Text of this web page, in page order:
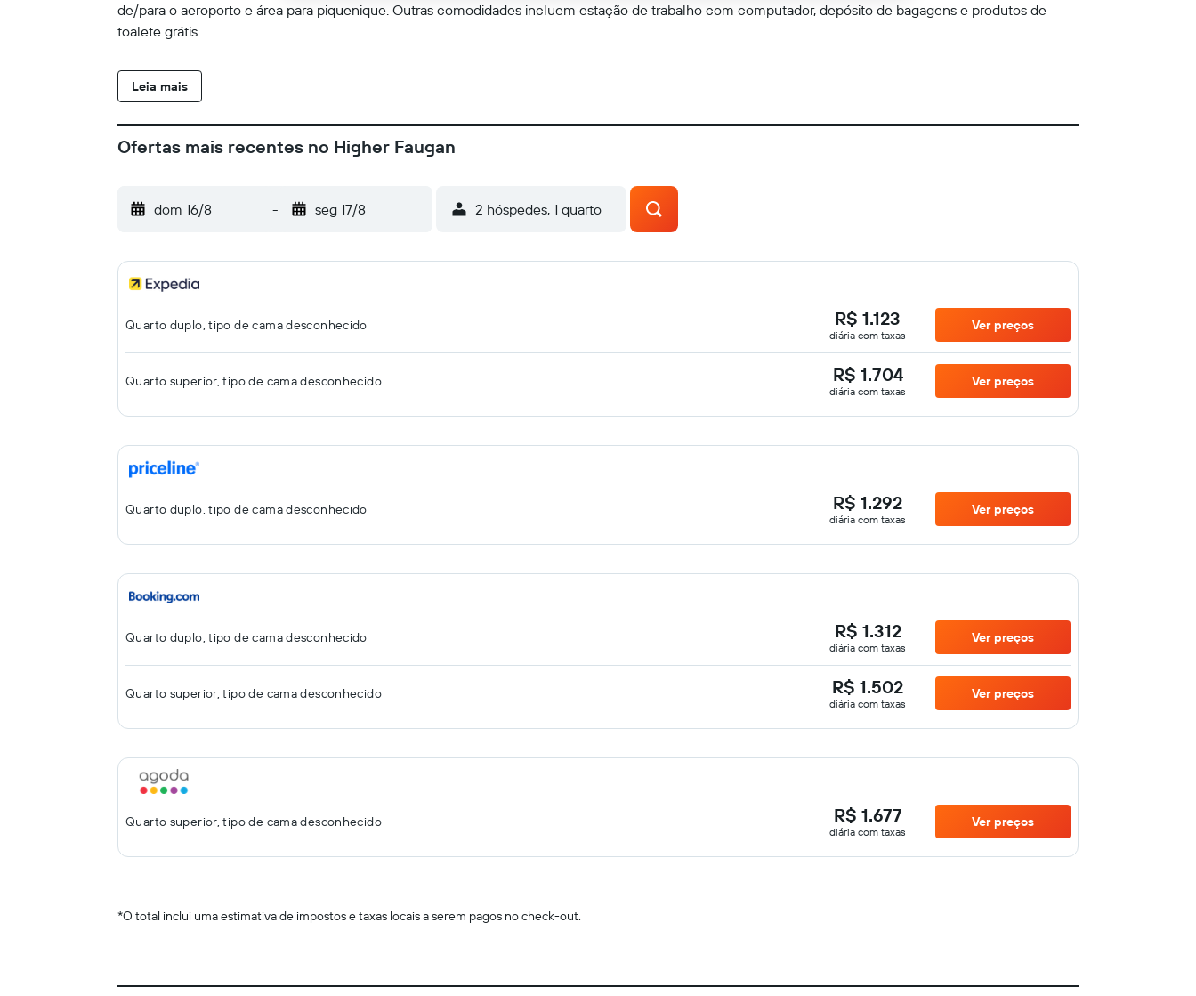
de/para o aeroporto e área para piquenique. Outras comodidades incluem estação de trabalho com computador, depósito de bagagens e produtos de
toalete grátis.
Leia mais
Ofertas mais recentes no Higher Faugan
dom 16/8 - seg 17/8 2 hóspedes, 1 quarto
Quarto duplo, tipo de cama desconhecido R$ 1.123
diária com taxas
Ver preços
Quarto superior, tipo de cama desconhecido R$ 1.704
diária com taxas
Ver preços
Quarto duplo, tipo de cama desconhecido R$ 1.292
diária com taxas
Ver preços
Quarto duplo, tipo de cama desconhecido R$ 1.312
diária com taxas
Ver preços
Quarto superior, tipo de cama desconhecido R$ 1.502
diária com taxas
Ver preços
Quarto superior, tipo de cama desconhecido R$ 1.677
diária com taxas
Ver preços
*O total inclui uma estimativa de impostos e taxas locais a serem pagos no check-out.